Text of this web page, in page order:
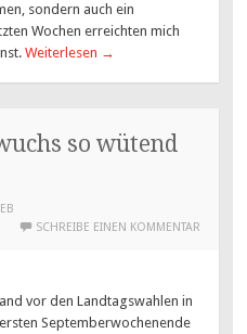
sondern auch ein
Wochen erreichten mich
Weiterlesen →
so wütend
SCHREIBE EINEN KOMMENTAR
vor den Landtagswahlen in
Septemberwochenende